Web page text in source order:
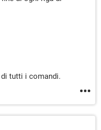
tutti i comandi.